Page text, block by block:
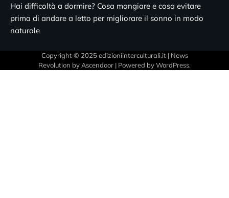
Hai difficoltà a dormire? Cosa mangiare e cosa evitare
prima di andare a letto per migliorare il sonno in modo
naturale
Copyright © 2025 edizioniinterculturali.it | News
Revolution by Ascendoor | Powered byWordPress.